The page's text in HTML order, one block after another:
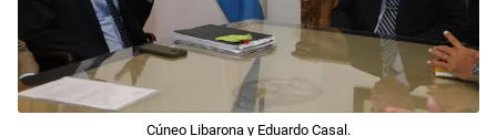
Cúneo Libarona y Eduardo Casal.